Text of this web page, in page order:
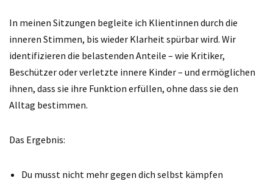
In meinen Sitzungen begleite ich Klientinnen durch die
inneren Stimmen, bis wieder Klarheit spürbar wird. Wir
identifizieren die belastenden Anteile – wie Kritiker,
Beschützer oder verletzte innere Kinder – und ermöglichen
ihnen, dass sie ihre Funktion erfüllen, ohne dass sie den
Alltag bestimmen.
Das Ergebnis:
Du musst nicht mehr gegen dich selbst kämpfen